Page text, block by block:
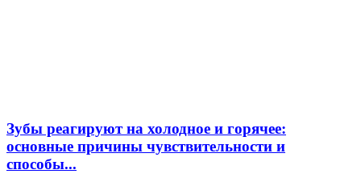
Зубы реагируют на холодное и горячее:
основные причины чувствительности и
способы...